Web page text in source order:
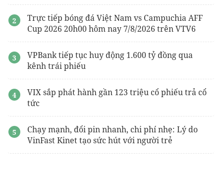
Trực tiếp bóng đá Việt Nam vs Campuchia AFF
Cup 2026 20h00 hôm nay 7/8/2026 trên VTV6
VPBank tiếp tục huy động 1.600 tỷ đồng qua
kênh trái phiếu
VIX sắp phát hành gần 123 triệu cổ phiếu trả cổ
tức
Chạy mạnh, đổi pin nhanh, chi phí nhẹ: Lý do
VinFast Kinet tạo sức hút với người trẻ